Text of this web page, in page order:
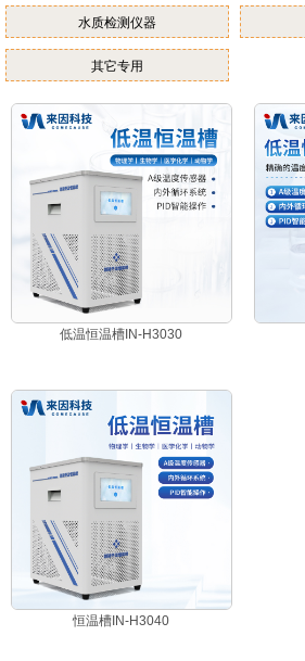
水质检测仪器
其它专用
低温恒温槽IN-H3030
恒温槽IN-H3040